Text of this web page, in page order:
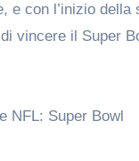
e con l’inizio
vincere il Super
NFL: Super Bowl